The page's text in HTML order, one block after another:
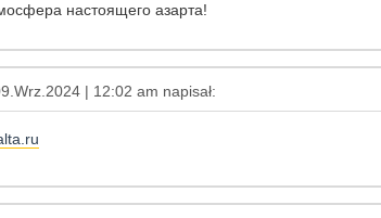
настоящего азарта!
| 12:02 am napisał: